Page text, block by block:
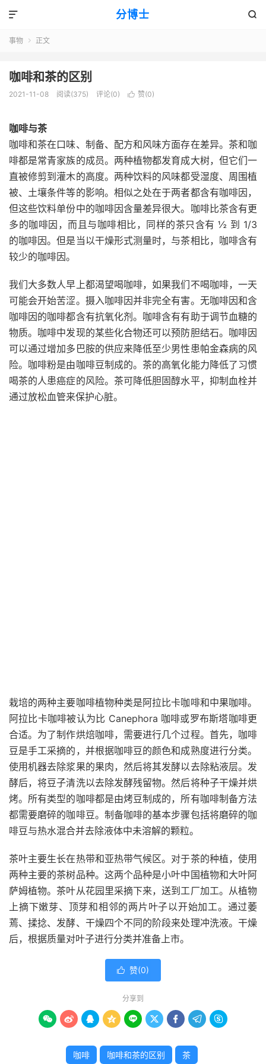
分博士 

事物  正文
咖啡和茶的区别
2021-11-08 阅读(375) 评论(0)  赞(0)
咖啡与茶
咖啡和茶在口味、制备、配方和风味方面存在差异。茶和咖
啡都是常青家族的成员。两种植物都发育成大树，但它们一
直被修剪到灌木的高度。两种饮料的风味都受湿度、周围植
被、土壤条件等的影响。相似之处在于两者都含有咖啡因，
但这些饮料单份中的咖啡因含量差异很大。咖啡比茶含有更
多的咖啡因，而且与咖啡相比，同样的茶只含有 ½ 到 1/3
的咖啡因。但是当以干燥形式测量时，与茶相比，咖啡含有
较少的咖啡因。
我们大多数人早上都渴望喝咖啡，如果我们不喝咖啡，一天
可能会开始苦涩。摄入咖啡因并非完全有害。无咖啡因和含
咖啡因的咖啡都含有抗氧化剂。咖啡含有有助于调节血糖的
物质。咖啡中发现的某些化合物还可以预防胆结石。咖啡因
可以通过增加多巴胺的供应来降低至少男性患帕金森病的风
险。咖啡粉是由咖啡豆制成的。茶的高氧化能力降低了习惯
喝茶的人患癌症的风险。茶可降低胆固醇水平，抑制血栓并
通过放松血管来保护心脏。
栽培的两种主要咖啡植物种类是阿拉比卡咖啡和中果咖啡。
阿拉比卡咖啡被认为比 Canephora 咖啡或罗布斯塔咖啡更
合适。为了制作烘焙咖啡，需要进行几个过程。首先，咖啡
豆是手工采摘的，并根据咖啡豆的颜色和成熟度进行分类。
使用机器去除浆果的果肉，然后将其发酵以去除粘液层。发
酵后，将豆子清洗以去除发酵残留物。然后将种子干燥并烘
烤。所有类型的咖啡都是由烤豆制成的，所有咖啡制备方法
都需要磨碎的咖啡豆。制备咖啡的基本步骤包括将磨碎的咖
啡豆与热水混合并去除液体中未溶解的颗粒。
茶叶主要生长在热带和亚热带气候区。对于茶的种植，使用
两种主要的茶树品种。这两个品种是小叶中国植物和大叶阿
萨姆植物。茶叶从花园里采摘下来，送到工厂加工。从植物
上摘下嫩芽、顶芽和相邻的两片叶子以开始加工。通过萎
蔫、揉捻、发酵、干燥四个不同的阶段来处理冲洗液。干燥
后，根据质量对叶子进行分类并准备上市。
 赞(0)
分享到
        
咖啡 咖啡和茶的区别 茶